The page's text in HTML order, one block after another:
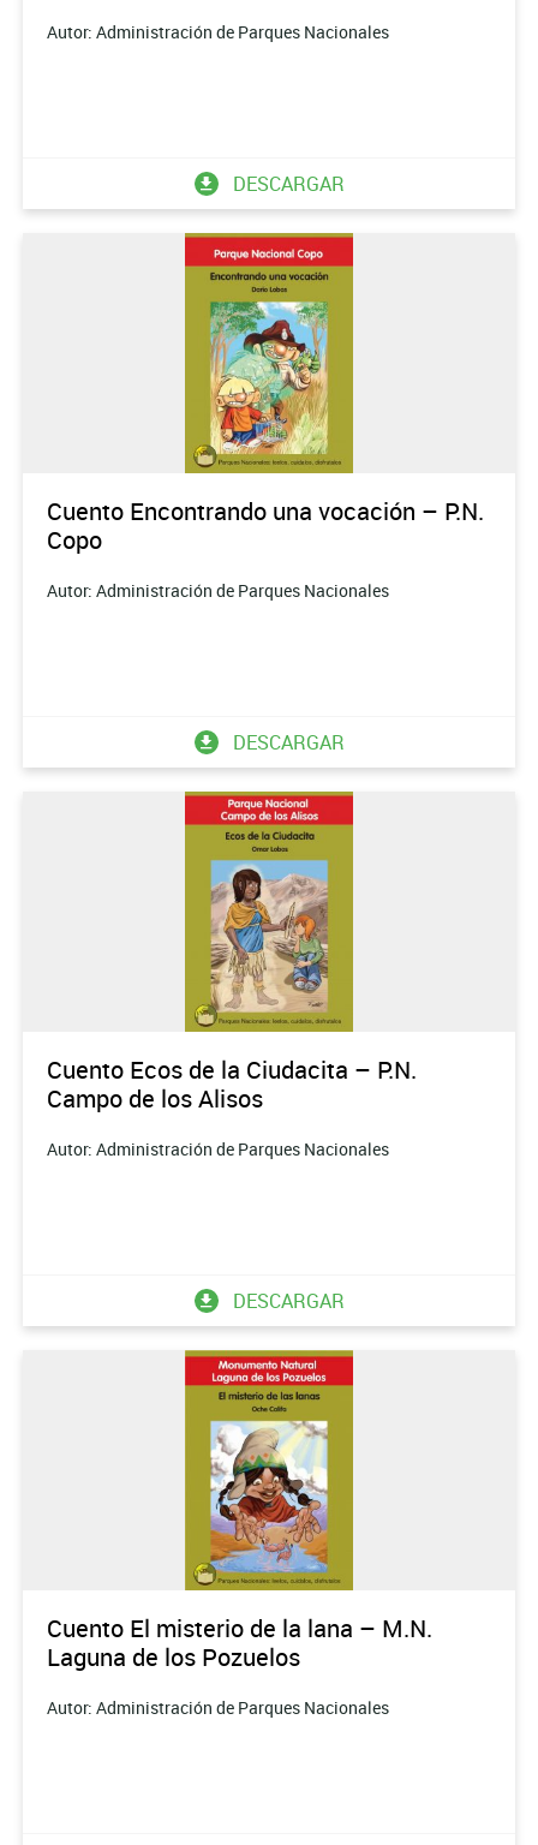
Autor: Administración de Parques Nacionales
DESCARGAR
Cuento Encontrando una vocación – P.N.
Copo
Autor: Administración de Parques Nacionales
DESCARGAR
Cuento Ecos de la Ciudacita – P.N.
Campo de los Alisos
Autor: Administración de Parques Nacionales
DESCARGAR
Cuento El misterio de la lana – M.N.
Laguna de los Pozuelos
Autor: Administración de Parques Nacionales